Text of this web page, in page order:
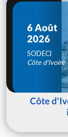
6 Août
2026
SODECI
Côte d'Ivoire
Côte